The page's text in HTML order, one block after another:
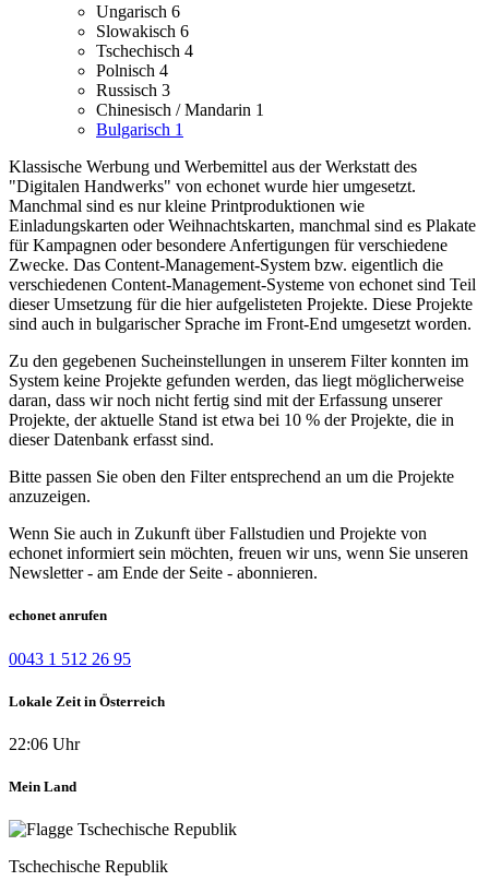
Ungarisch 6
Slowakisch 6
Tschechisch 4
Polnisch 4
Russisch 3
Chinesisch / Mandarin 1
Bulgarisch 1
Klassische Werbung und Werbemittel aus der Werkstatt des
"Digitalen Handwerks" von echonet wurde hier umgesetzt.
Manchmal sind es nur kleine Printproduktionen wie
Einladungskarten oder Weihnachtskarten, manchmal sind es Plakate
für Kampagnen oder besondere Anfertigungen für verschiedene
Zwecke. Das Content-Management-System bzw. eigentlich die
verschiedenen Content-Management-Systeme von echonet sind Teil
dieser Umsetzung für die hier aufgelisteten Projekte. Diese Projekte
sind auch in bulgarischer Sprache im Front-End umgesetzt worden.
Zu den gegebenen Sucheinstellungen in unserem Filter konnten im
System keine Projekte gefunden werden, das liegt möglicherweise
daran, dass wir noch nicht fertig sind mit der Erfassung unserer
Projekte, der aktuelle Stand ist etwa bei 10 % der Projekte, die in
dieser Datenbank erfasst sind.
Bitte passen Sie oben den Filter entsprechend an um die Projekte
anzuzeigen.
Wenn Sie auch in Zukunft über Fallstudien und Projekte von
echonet informiert sein möchten, freuen wir uns, wenn Sie unseren
Newsletter - am Ende der Seite - abonnieren.
echonet anrufen
0043 1 512 26 95
Lokale Zeit in Österreich
22:06 Uhr
Mein Land
Tschechische Republik